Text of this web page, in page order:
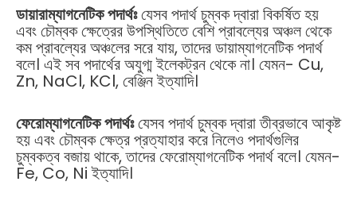
ডায়ারাম্যাগনেটিক পদার্থঃযেসব পদার্থ চুম্বক দ্বারা বিকর্ষিত হয়
এবং চৌম্বক ক্ষেত্রের উপস্থিতিতে বেশি প্রাবল্যের অঞ্চল থেকে
কম প্রাবল্যের অঞ্চলের সরে যায়, তাদের ডায়াম্যাগনেটিক পদার্থ
বলে। এই সব পদার্থের অযুগ্ম ইলেকট্রন থেকে না। যেমন- Cu,
Zn, NaCl, KCl, বেঞ্জিন ইত্যাদি।
ফেরোম্যাগনেটিক পদার্থঃযেসব পদার্থ চুম্বক দ্বারা তীব্রভাবে আকৃষ্ট
হয় এবং চৌম্বক ক্ষেত্র প্রত্যাহার করে নিলেও পদার্থগুলির
চুম্বকত্ব বজায় থাকে, তাদের ফেরোম্যাগনেটিক পদার্থ বলে। যেমন-
Fe, Co, Ni ইত্যাদি।